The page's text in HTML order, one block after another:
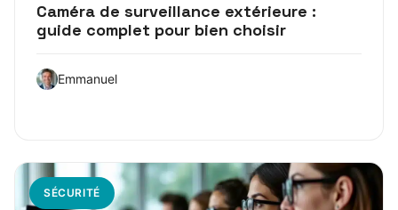
Caméra de surveillance extérieure :
guide complet pour bien choisir
Emmanuel
SÉCURITÉ